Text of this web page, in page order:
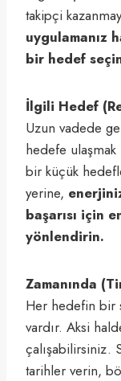
takipçi
uygulamanız
bir hedef
İlgili Hedef
Uzun vadede
hedefe
bir küçük
yerine,
başarısı için
yönlendirin.
Zamanında
Her hedefin bir
vardır. Aksi
çalışabilirsiniz.
tarihler verin,